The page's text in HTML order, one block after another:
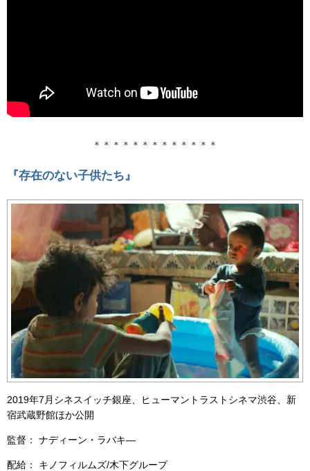
＊＊＊＊＊＊＊＊＊＊＊＊＊
『存在のない子供たち』
2019年7月シネスイッチ銀座、ヒューマントラストシネマ渋谷、新
宿武蔵野館ほか公開
監督： ナディーン・ラバキ―
配給： キノフィルムズ/木下グループ